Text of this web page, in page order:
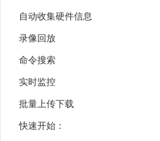
自动收集硬件信息
录像回放
命令搜索
实时监控
批量上传下载
快速开始：